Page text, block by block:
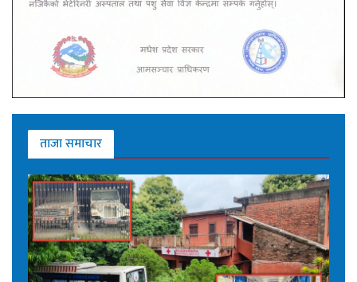
ताजा समाचार